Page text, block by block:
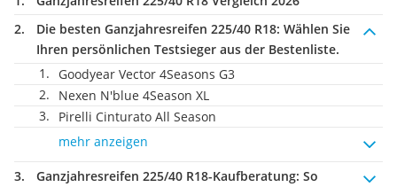
Die besten Ganzjahresreifen 225/40 R18: Wählen Sie
Ihren persönlichen Testsieger aus der Bestenliste.
Goodyear Vector 4Seasons G3
Nexen N'blue 4Season XL
Pirelli Cinturato All Season
mehr anzeigen
Ganzjahresreifen 225/40 R18-Kaufberatung: So